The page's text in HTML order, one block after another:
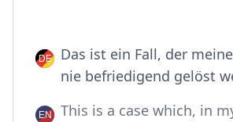
Das ist ein Fall, der
nie befriedigend gelöst
This is a case which, in